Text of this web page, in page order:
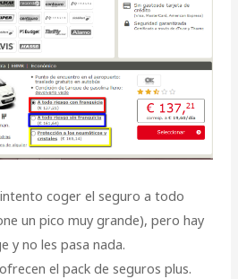
coger el seguro a todo
un pico muy grande), pero hay
y no les pasa nada.
el pack de seguros plus.